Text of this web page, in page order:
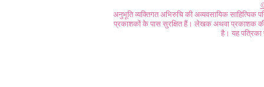
अनुभूति व्यक्तिगत अभिरुचि की अव्यवसायिक
प्रकाशकों के पास सुरक्षित हैं। लेखक अथवा प्रकाशक की
है। यह पत्रिका